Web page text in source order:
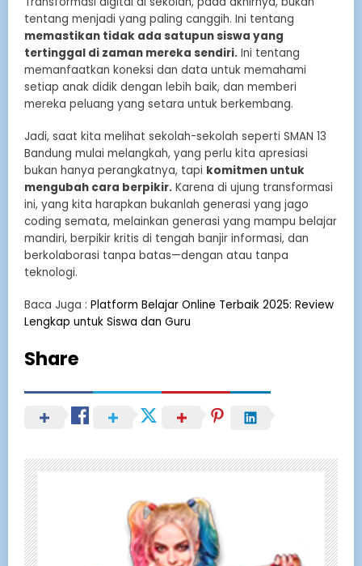
tentang menjadi yang paling canggih. Ini tentang
memastikan tidak ada satupun siswa yang
tertinggal di zaman mereka sendiri. Ini tentang
memanfaatkan koneksi dan data untuk memahami
setiap anak didik dengan lebih baik, dan memberi
mereka peluang yang setara untuk berkembang.
Jadi, saat kita melihat sekolah-sekolah seperti SMAN 13
Bandung mulai melangkah, yang perlu kita apresiasi
bukan hanya perangkatnya, tapi komitmen untuk
mengubah cara berpikir. Karena di ujung transformasi
ini, yang kita harapkan bukanlah generasi yang jago
coding semata, melainkan generasi yang mampu belajar
mandiri, berpikir kritis di tengah banjir informasi, dan
berkolaborasi tanpa batas—dengan atau tanpa
teknologi.
Baca Juga : Platform Belajar Online Terbaik 2025: Review
Lengkap untuk Siswa dan Guru
Share